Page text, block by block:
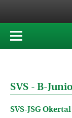
SVS - B-
SVS-JSG